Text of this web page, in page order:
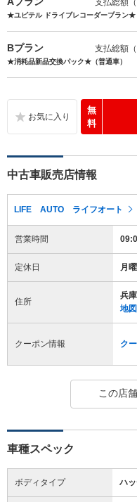
★ユピテル ドライブレコーダープラン★
Bプラン 支払総額（
★消耗品新品交換パック★（普通車）
無
料
中古車販売店情報
LIFE AUTO ライフオート
営業時間
定休日 月
住所
兵
地
クーポン情報 ク
この店
車種スペック
ボディタイプ ハ